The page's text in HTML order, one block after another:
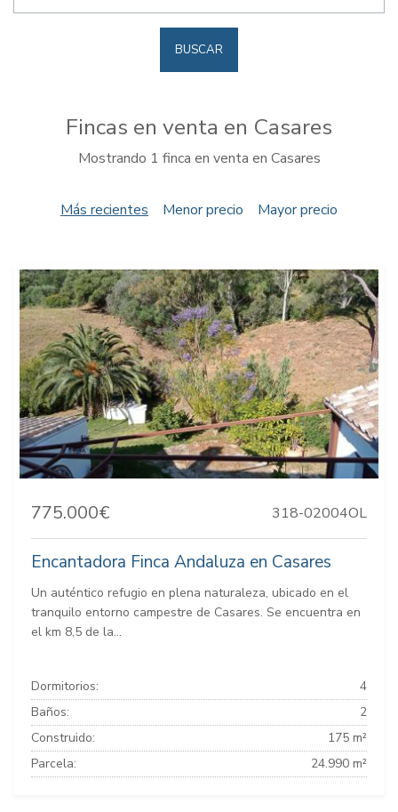
BUSCAR
Fincas en venta en Casares
Mostrando 1 finca en venta en Casares
Más recientes Menor precio Mayor precio
775.000€ 318-02004OL
Encantadora Finca Andaluza en Casares
Un auténtico refugio en plena naturaleza, ubicado en el
tranquilo entorno campestre de Casares. Se encuentra en
el km 8,5 de la...
Dormitorios:
4
Baños:
2
Construido:
175 m²
Parcela:
24.990 m²